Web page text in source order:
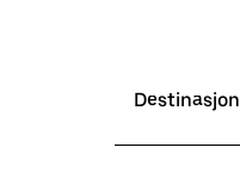
Destinasjon